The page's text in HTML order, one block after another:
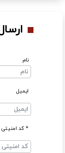
نام
ایمیل
* کد امنیتی